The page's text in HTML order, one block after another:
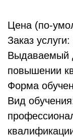
Цена (по-
Заказ
Выдаваемый
повышении
Форма
Вид